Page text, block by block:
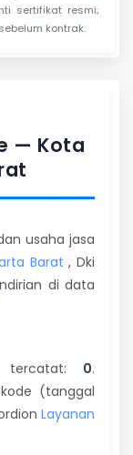
sertifikat resmi;
kontrak.
— Kota
usaha jasa
Barat , Dki
di data
tercatat: 0.
(tanggal
Layanan